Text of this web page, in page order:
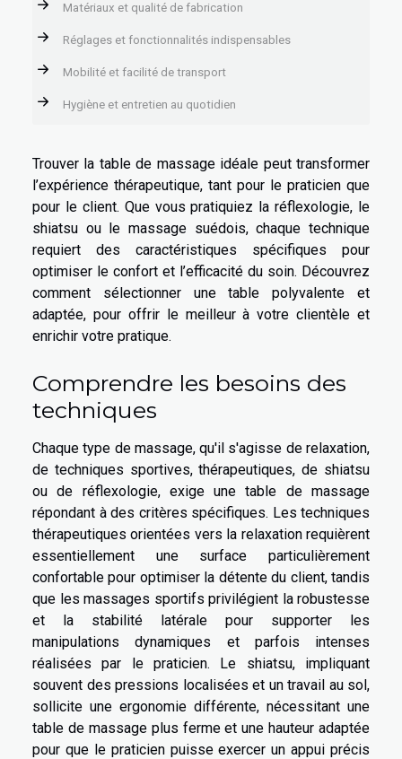
Matériaux et qualité de fabrication
Réglages et fonctionnalités indispensables
Mobilité et facilité de transport
Hygiène et entretien au quotidien
Trouver la table de massage idéale peut transformer
l’expérience thérapeutique, tant pour le praticien que
pour le client. Que vous pratiquiez la réflexologie, le
shiatsu ou le massage suédois, chaque technique
requiert des caractéristiques spécifiques pour
optimiser le confort et l’efficacité du soin. Découvrez
comment sélectionner une table polyvalente et
adaptée, pour offrir le meilleur à votre clientèle et
enrichir votre pratique.
Comprendre les besoins des
techniques
Chaque type de massage, qu'il s'agisse de relaxation,
de techniques sportives, thérapeutiques, de shiatsu
ou de réflexologie, exige une table de massage
répondant à des critères spécifiques. Les techniques
thérapeutiques orientées vers la relaxation requièrent
essentiellement une surface particulièrement
confortable pour optimiser la détente du client, tandis
que les massages sportifs privilégient la robustesse
et la stabilité latérale pour supporter les
manipulations dynamiques et parfois intenses
réalisées par le praticien. Le shiatsu, impliquant
souvent des pressions localisées et un travail au sol,
sollicite une ergonomie différente, nécessitant une
table de massage plus ferme et une hauteur adaptée
pour que le praticien puisse exercer un appui précis